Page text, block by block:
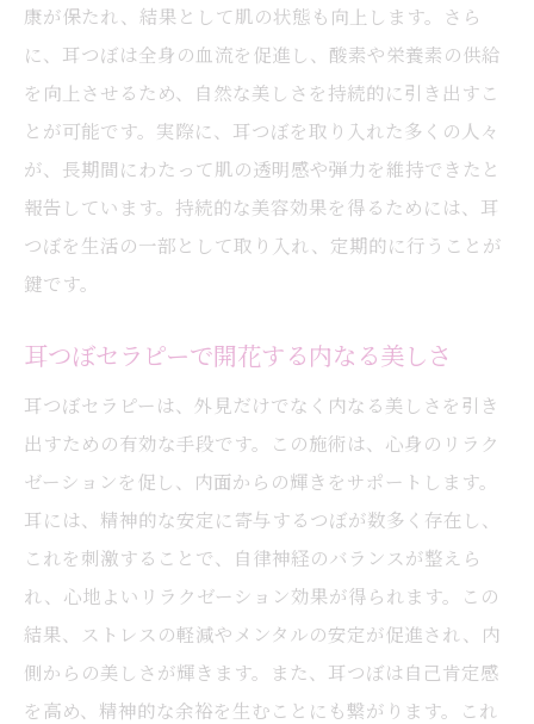
康が保たれ、結果として肌の状態も向上します。さら
に、耳つぼは全身の血流を促進し、酸素や栄養素の供給
を向上させるため、自然な美しさを持続的に引き出すこ
とが可能です。実際に、耳つぼを取り入れた多くの人々
が、長期間にわたって肌の透明感や弾力を維持できたと
報告しています。持続的な美容効果を得るためには、耳
つぼを生活の一部として取り入れ、定期的に行うことが
鍵です。
耳つぼセラピーで開花する内なる美しさ
耳つぼセラピーは、外見だけでなく内なる美しさを引き
出すための有効な手段です。この施術は、心身のリラク
ゼーションを促し、内面からの輝きをサポートします。
耳には、精神的な安定に寄与するつぼが数多く存在し、
これを刺激することで、自律神経のバランスが整えら
れ、心地よいリラクゼーション効果が得られます。この
結果、ストレスの軽減やメンタルの安定が促進され、内
側からの美しさが輝きます。また、耳つぼは自己肯定感
を高め、精神的な余裕を生むことにも繋がります。これ